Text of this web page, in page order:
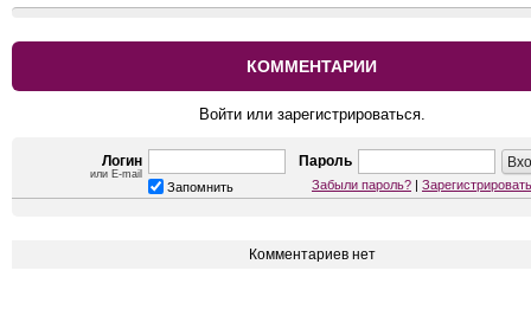
КОММЕНТАРИИ
Войти или зарегистрироваться.
Логин
или E-mail
Пароль
Запомнить Забыли пароль? |
Комментариев нет